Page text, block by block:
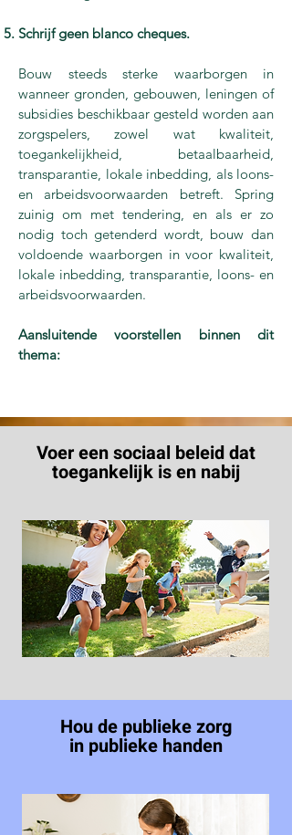
Schrijf geen blanco cheques.
Bouw steeds sterke waarborgen in
wanneer gronden, gebouwen, leningen of
subsidies beschikbaar gesteld worden aan
zorgspelers, zowel wat kwaliteit,
toegankelijkheid, betaalbaarheid,
transparantie, lokale inbedding, als loons-
en arbeidsvoorwaarden betreft. Spring
zuinig om met tendering, en als er zo
nodig toch getenderd wordt, bouw dan
voldoende waarborgen in voor kwaliteit,
lokale inbedding, transparantie, loons- en
arbeidsvoorwaarden.
Aansluitende voorstellen binnen dit
thema:
Voer een sociaal beleid dat
toegankelijk is en nabij
Hou de publieke zorg
in publieke handen